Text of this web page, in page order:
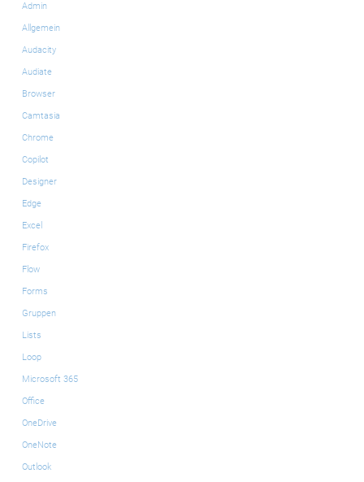
Admin
Allgemein
Audacity
Audiate
Browser
Camtasia
Chrome
Copilot
Designer
Edge
Excel
Firefox
Flow
Forms
Gruppen
Lists
Loop
Microsoft 365
Office
OneDrive
OneNote
Outlook